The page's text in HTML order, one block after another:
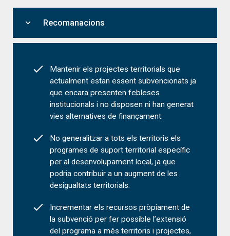
expand_more Recomanacions
Mantenir els projectes territorials que
actualment estan essent subvencionats ja
que encara presenten febleses
institucionals i no disposen ni han generat
vies alternatives de finançament.
No generalitzar a tots els territoris els
programes de suport territorial específic
per al desenvolupament local, ja que
podria contribuir a un augment de les
desigualtats territorials.
Incrementar els recursos pròpiament de
la subvenció per fer possible l’extensió
del programa a més territoris i projectes,